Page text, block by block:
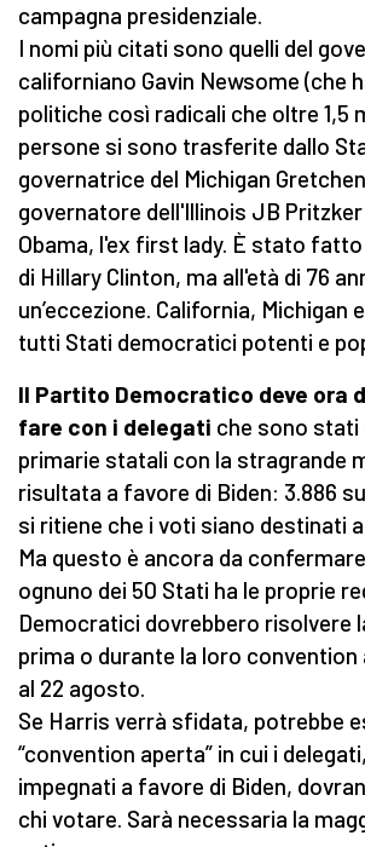
campagna presidenziale.
I nomi più citati sono quelli del
californiano Gavin Newsome (che
politiche così radicali che oltre 1,5
persone si sono trasferite dallo
governatrice del Michigan
governatore dell'Illinois JB Pritzker
Obama, l'ex first lady. È stato
di Hillary Clinton, ma all'età di 76
un’eccezione. California, Michigan
tutti Stati democratici potenti e
Il Partito Democratico deve ora
fare con i delegati che sono stati
primarie statali con la stragrande
risultata a favore di Biden: 3.886
si ritiene che i voti siano destinati
Ma questo è ancora da
ognuno dei 50 Stati ha le proprie
Democratici dovrebbero risolvere
prima o durante la loro convention
al 22 agosto.
Se Harris verrà sfidata, potrebbe
“convention aperta” in cui i
impegnati a favore di Biden,
chi votare. Sarà necessaria la